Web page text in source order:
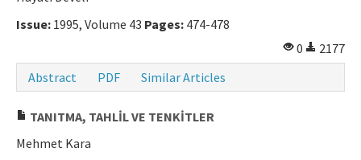
Issue: 1995, Volume 43 Pages: 474-478
0
2177
Abstract
PDF Similar Articles
TANITMA, TAHLİL VE TENKİTLER
Mehmet Kara